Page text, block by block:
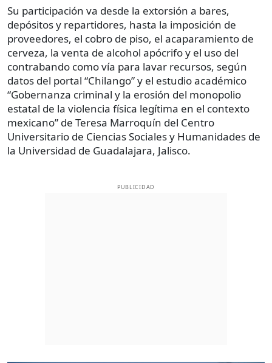
Su participación va desde la extorsión a bares,
depósitos y repartidores, hasta la imposición de
proveedores, el cobro de piso, el acaparamiento de
cerveza, la venta de alcohol apócrifo y el uso del
contrabando como vía para lavar recursos, según
datos del portal “Chilango” y el estudio académico
“Gobernanza criminal y la erosión del monopolio
estatal de la violencia física legítima en el contexto
mexicano” de Teresa Marroquín del Centro
Universitario de Ciencias Sociales y Humanidades de
la Universidad de Guadalajara, Jalisco.
PUBLICIDAD